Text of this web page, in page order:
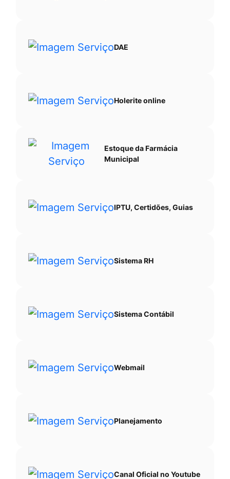
rodapé
DAE
Holerite online
Estoque da Farmácia
Municipal
IPTU, Certidões, Guias
Sistema RH
Sistema Contábil
Webmail
Planejamento
Canal Oficial no Youtube